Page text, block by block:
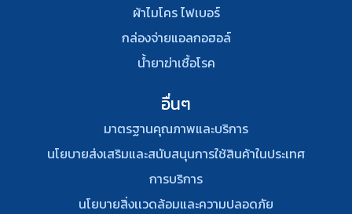
ผ้าไมโคร ไฟเบอร์
กล่องจ่ายแอลกอฮอล์
น้ำยาฆ่าเชื้อโรค
อื่นๆ
มาตรฐานคุณภาพและบริการ
นโยบายส่งเสริมและสนับสนุนการใช้สินค้าในประเทศ
การบริการ
นโยบายสิ่งเเวดล้อมและความปลอดภัย